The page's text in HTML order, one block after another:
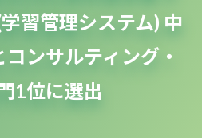
習管理システム) 中
ンサルティング・
1位に選出